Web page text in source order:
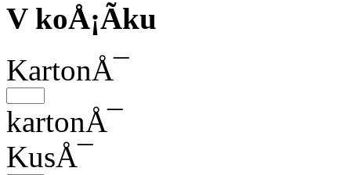
V koÅ¡Ã­ku
KartonÅ¯
kartonÅ¯
KusÅ¯